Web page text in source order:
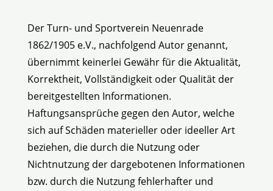
Der Turn- und Sportverein Neuenrade
1862/1905 e.V., nachfolgend Autor genannt,
übernimmt keinerlei Gewähr für die Aktualität,
Korrektheit, Vollständigkeit oder Qualität der
bereitgestellten Informationen.
Haftungsansprüche gegen den Autor, welche
sich auf Schäden materieller oder ideeller Art
beziehen, die durch die Nutzung oder
Nichtnutzung der dargebotenen Informationen
bzw. durch die Nutzung fehlerhafter und